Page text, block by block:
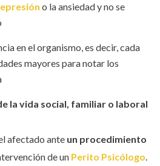
o la ansiedad y no se
en el organismo, es decir, cada
mayores para notar los
la vida social, familiar o laboral
afectado ante un procedimiento
de un Perito Psicólogo.